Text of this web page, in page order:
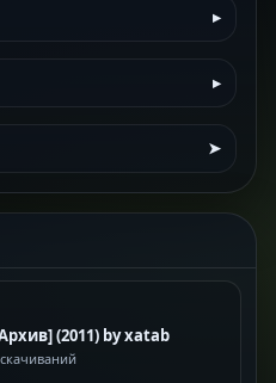
▸
▸
➤
(2011) by xatab